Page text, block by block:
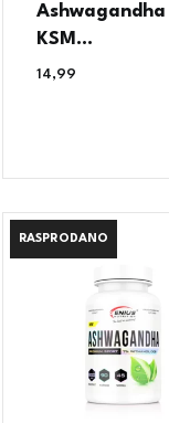
Ashwagandha
KSM...
14,99
RASPRODANO
RASPRODANO